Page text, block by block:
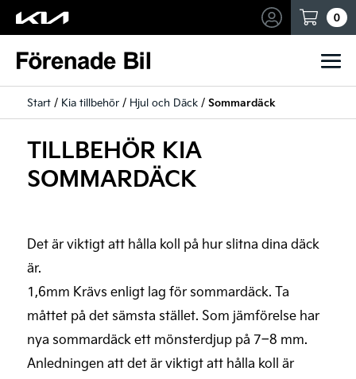
0
Start/ Kia tillbehör/ Hjul och Däck/ Sommardäck
TILLBEHÖR KIA
SOMMARDÄCK
Det är viktigt att hålla koll på hur slitna dina däck
är.
1,6mm Krävs enligt lag för sommardäck. Ta
måttet på det sämsta stället. Som jämförelse har
nya sommardäck ett mönsterdjup på 7–8 mm.
Anledningen att det är viktigt att hålla koll är